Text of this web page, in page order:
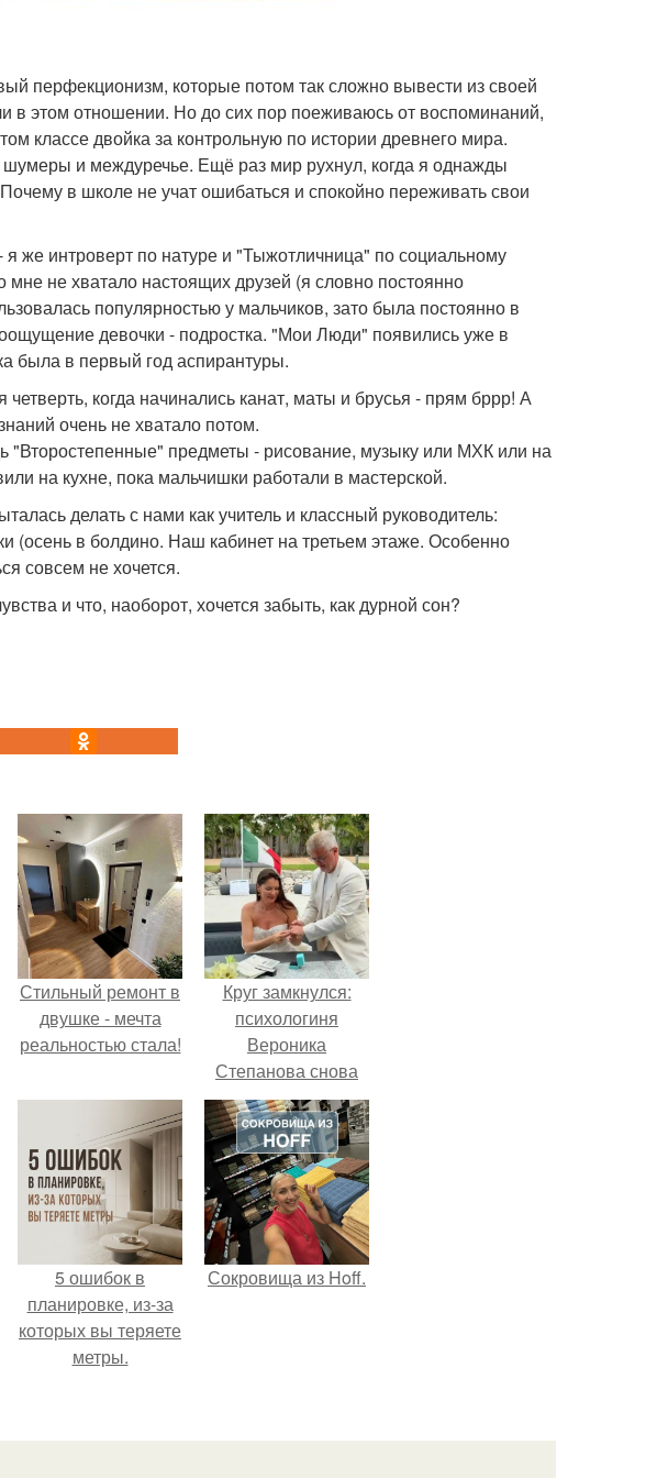
перфекционизм, которые потом так сложно вывести из своей
в этом отношении. Но до сих пор поеживаюсь от воспоминаний,
классе двойка за контрольную по истории древнего мира.
и междуречье. Ещё раз мир рухнул, когда я однажды
в школе не учат ошибаться и спокойно переживать свои
же интроверт по натуре и "Тыжотличница" по социальному
не хватало настоящих друзей (я словно постоянно
популярностью у мальчиков, зато была постоянно в
девочки - подростка. "Мои Люди" появились уже в
была в первый год аспирантуры.
когда начинались канат, маты и брусья - прям бррр! А
очень не хватало потом.
"Второстепенные" предметы - рисование, музыку или МХК или на
на кухне, пока мальчишки работали в мастерской.
делать с нами как учитель и классный руководитель:
(осень в болдино. Наш кабинет на третьем этаже. Особенно
совсем не хочется.
и что, наоборот, хочется забыть, как дурной сон?
Стильный ремонт в
двушке - мечта
реальностью стала!
Круг замкнулся:
психологиня
Вероника
Степанова снова
вышла замуж за
собственного
бывшего мужа.
5 ошибок в
планировке, из-за
которых вы теряете
метры.
Сокровища из Hoff.